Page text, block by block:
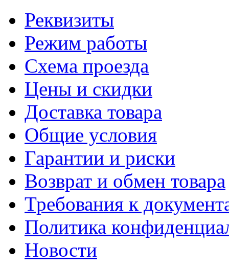
Реквизиты
Режим работы
Схема проезда
Цены и скидки
Доставка товара
Общие условия
Гарантии и риски
Возврат и обмен товара
Требования к
Политика
Новости